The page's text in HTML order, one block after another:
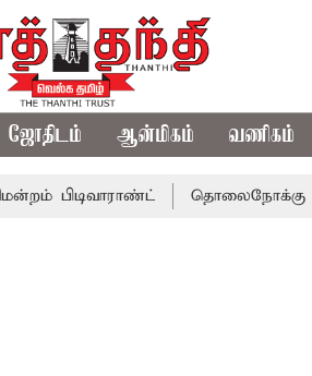
ஜோதிடம் ஆன்மிகம் வணிகம்
தொலைநோக்கு